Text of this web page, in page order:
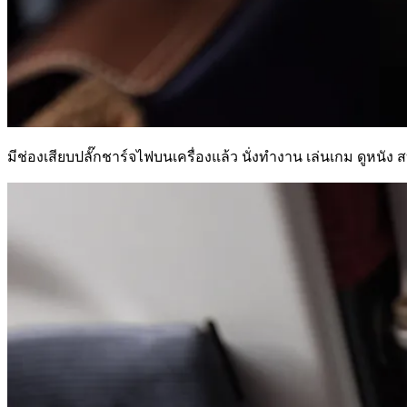
มีช่องเสียบปลั๊กชาร์จไฟบนเครื่องแล้ว นั่งทำงาน เล่นเกม ดูหนัง ส